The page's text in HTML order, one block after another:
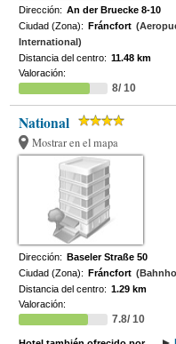
Dirección: An der Bruecke 8-10
Ciudad (Zona): Fráncfort
International)
Distancia del centro: 11.48 km
Valoración:
8/ 10
National
Mostrar en el mapa
Dirección: Baseler Straße 50
Ciudad (Zona): Fráncfort
Distancia del centro: 1.29 km
Valoración:
7.8/ 10